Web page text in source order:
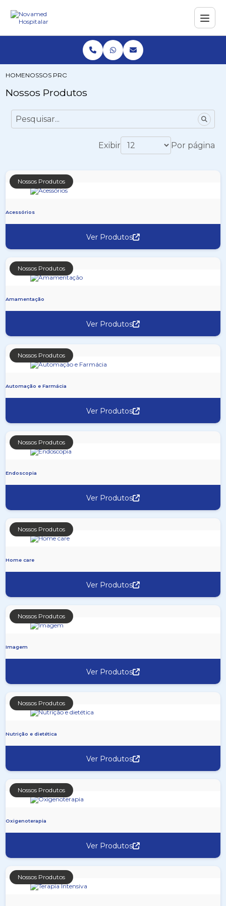
HOMENOSSOS PRODUTOS
Nossos Produtos
Exibir Por página
Acessórios
Nossos Produtos
Ver Produtos
Amamentação
Nossos Produtos
Ver Produtos
Automação e Farmácia
Nossos Produtos
Ver Produtos
Endoscopia
Nossos Produtos
Ver Produtos
Home care
Nossos Produtos
Ver Produtos
Imagem
Nossos Produtos
Ver Produtos
Nutrição e dietética
Nossos Produtos
Ver Produtos
Oxigenoterapia
Nossos Produtos
Ver Produtos
Nossos Produtos